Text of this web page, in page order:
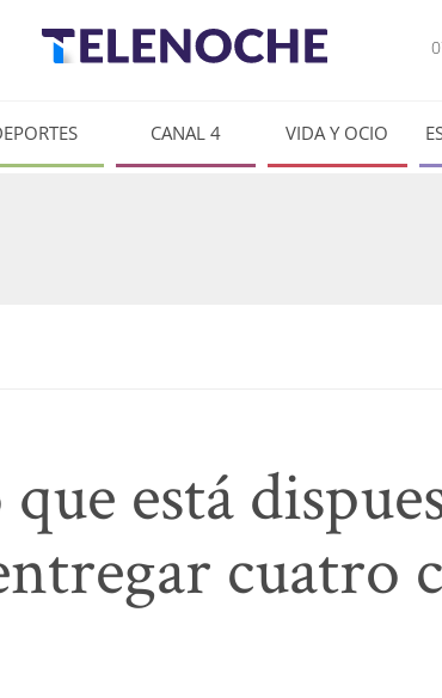
CANAL 4 VIDA Y OCIO
está
cuatro